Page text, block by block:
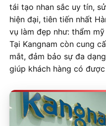
tái tạo nhan sắc uy tín,
hiện đại, tiên tiến nhất
vụ làm đẹp như: thẩm
Tại Kangnam còn cung
mắt, đảm bảo sự đa
giúp khách hàng có